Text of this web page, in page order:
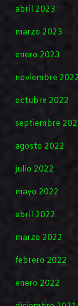
abril 2023
marzo 2023
enero 2023
noviembre 2022
octubre 2022
septiembre
agosto 2022
julio 2022
mayo 2022
abril 2022
marzo 2022
febrero 2022
enero 2022